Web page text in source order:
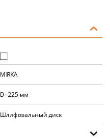
MIRKA
D=225 мм
Шлифовальный диск